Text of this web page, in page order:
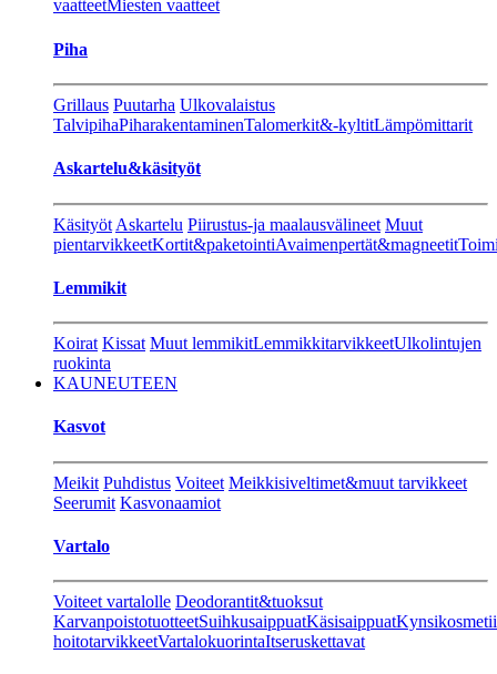
vaatteetMiesten vaatteet
Piha
Grillaus Puutarha Ulkovalaistus
TalvipihaPiharakentaminenTalomerkit&-kyltitLämpömittarit
Askartelu&käsityöt
Käsityöt Askartelu Piirustus-ja maalausvälineet Muut
pientarvikkeetKortit&paketointiAvaimenpertät&magneetit
Lemmikit
Koirat Kissat Muut lemmikitLemmikkitarvikkeetUlkolintujen
ruokinta
KAUNEUTEEN
Kasvot
Meikit Puhdistus Voiteet Meikkisiveltimet&muut tarvikkeet
Seerumit Kasvonaamiot
Vartalo
Voiteet vartalolle Deodorantit&tuoksut
KarvanpoistotuotteetSuihkusaippuatKäsisaippuat
hoitotarvikkeetVartalokuorintaItseruskettavat